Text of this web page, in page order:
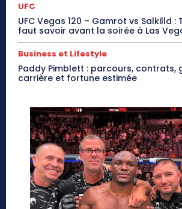
UFC
UFC Vegas 120 – Gamrot vs Salkilld :
faut savoir avant la soirée à Las
Business et Lifestyle
Paddy Pimblett : parcours, contrats,
carrière et fortune estimée